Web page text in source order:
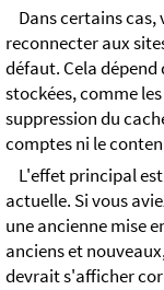
Dans certains
reconnecter aux
défaut. Cela dépend
stockées, comme
suppression du
comptes ni le
L'effet principal
actuelle. Si vous
une ancienne mise
anciens et
devrait s'afficher